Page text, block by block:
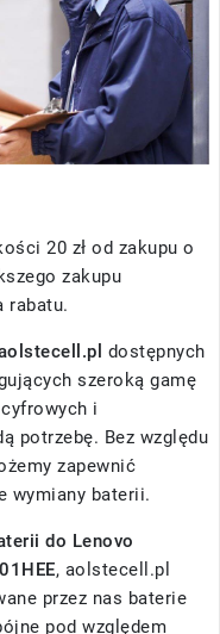
20 zł od zakupu o
zakupu
rabatu.
dostępnych
szeroką gamę
i
potrzebę. Bez względu
zapewnić
wymiany baterii.
do Lenovo
, aolstecell.pl
przez nas baterie
pod względem